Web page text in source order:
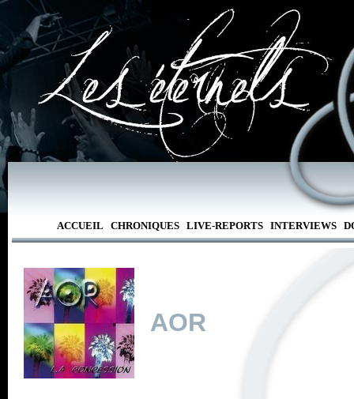
ACCUEIL CHRONIQUES LIVE-REPORTS INTERVIEWS
AOR